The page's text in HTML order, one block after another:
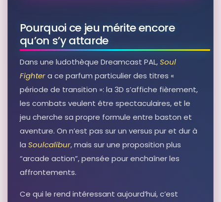
man's fight for survival and to save
his soul
Autres produits liés
RÉSULTAT RAKUTEN À VÉRIFIER
Spread Positivity & Inspire Others
Autres produits liés
Voir sur Rakuten →
RÉSULTAT RAKUTEN À VÉRIFIER
Soul super violence fight vol 1 2 3 4
japanTetsuya Saruwatari
Pourquoi ce jeu mérite encore
qu’on s’y attarde
Dans une ludothèque Dreamcast PAL,Soul
Fightera ce parfum particulier des titres «
période de transition »: la 3D s’affiche fièrement,
les combats veulent être spectaculaires, et le
jeu cherche sa propre formule entre baston et
aventure. On n’est pas sur un versus pur et dur à
la Soulcalibur, mais sur une proposition plus
“arcade action”, pensée pour enchaîner les
affrontements.
Ce qui le rend intéressant aujourd’hui, c’est